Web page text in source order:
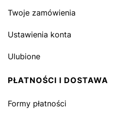
Twoje zamówienia
Ustawienia konta
Ulubione
PŁATNOŚCI I DOSTAWA
Formy płatności